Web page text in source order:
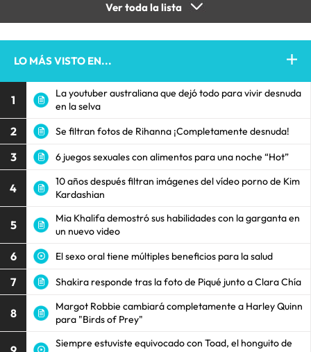
Ver toda la lista
LO MÁS VISTO EN...
1
La youtuber australiana que dejó todo para vivir desnuda
en la selva
2 Se filtran fotos de Rihanna ¡Completamente desnuda!
3 6 juegos sexuales con alimentos para una noche “Hot”
4
10 años después filtran imágenes del vídeo porno de Kim
Kardashian
5
Mia Khalifa demostró sus habilidades con la garganta en
un nuevo video
6 El sexo oral tiene múltiples beneficios para la salud
7 Shakira responde tras la foto de Piqué junto a Clara Chía
8
Margot Robbie cambiará completamente a Harley Quinn
para "Birds of Prey"
Siempre estuviste equivocado con Toad, el honguito de